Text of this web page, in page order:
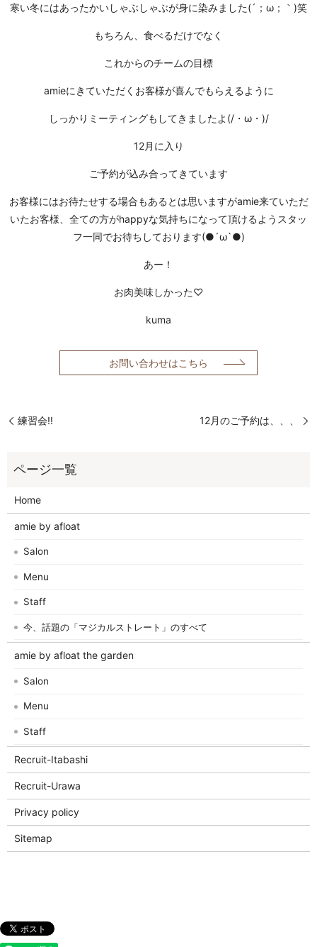
寒い冬にはあったかいしゃぶしゃぶが身に染みました(´；ω；｀)笑
もちろん、食べるだけでなく
これからのチームの目標
amieにきていただくお客様が喜んでもらえるように
しっかりミーティングもしてきましたよ(/・ω・)/
12月に入り
ご予約が込み合ってきています
お客様にはお待たせする場合もあるとは思いますがamie来ていただ
いたお客様、全ての方がhappyな気持ちになって頂けるようスタッ
フ一同でお待ちしております(●´ω`●)
あー！
お肉美味しかった♡
kuma
お問い合わせはこちら
練習会!! 12月のご予約は、、、
Home
amie by afloat
Salon
Menu
Staff
今、話題の「マジカルストレート」のすべて
amie by afloat the garden
Salon
Menu
Staff
Recruit-Itabashi
Recruit-Urawa
Privacy policy
Sitemap